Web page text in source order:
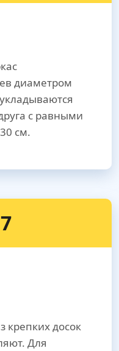
диаметром
с равными
см.
крепких досок
Для